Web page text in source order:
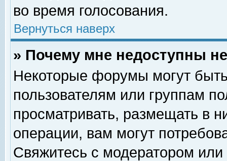
во время голосования.
Вернуться наверх
» Почему мне недоступны
Некоторые форумы могут
пользователям или группам
просматривать, размещать в
операции, вам могут
Свяжитесь с модератором